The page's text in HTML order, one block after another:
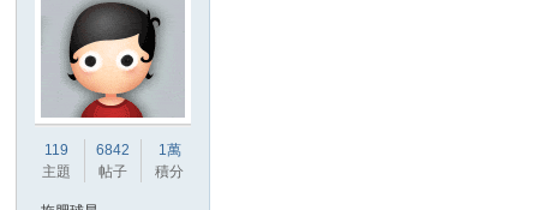
119
主題
6842
帖子
1萬
積分